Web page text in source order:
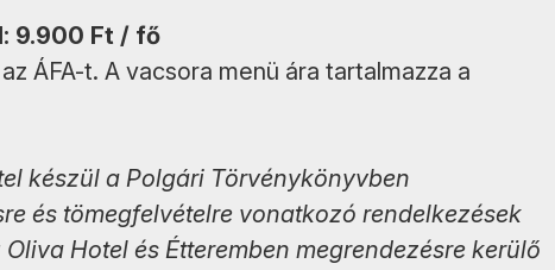
9.900 Ft / fő
ÁFA-t. A vacsora menü ára tartalmazza a
készül a Polgári Törvénykönyvben
és tömegfelvételre vonatkozó rendelkezések
Hotel és Étteremben megrendezésre kerülő